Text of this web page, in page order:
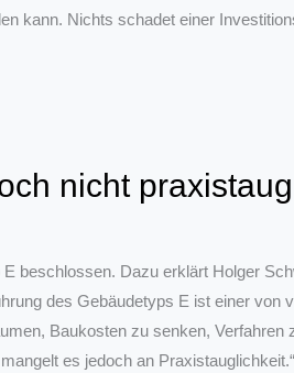
kann. Nichts schadet einer
nicht
beschlossen. Dazu erklärt Holger
des Gebäudetyps E ist einer von
Baukosten zu senken, Verfahren
es jedoch an Praxistauglichkeit.“